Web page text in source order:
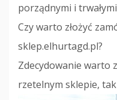
porządnymi i
Czy warto złożyć
sklep.elhurtagd.pl?
Zdecydowanie warto
rzetelnym sklepie,